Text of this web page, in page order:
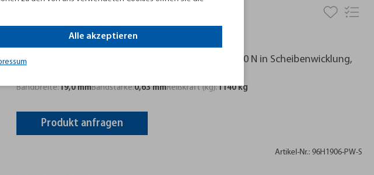
schwarzlackiert
Stahlumreifungsband mit einer Reißkraft von 11.400 N in Scheibenwicklung,
Bandbreite:19,0 mmBandstärke:0,63 mmReißkraft (kg):1140 kg
Produkt anfragen
Artikel-Nr.: 96H1906-PW-S
Alle akzeptieren